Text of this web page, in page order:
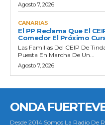
Agosto 7, 2026
CANARIAS
El PP Reclama Que El
Comedor El Próximo
Las Familias Del CEIP De
Puesta En Marcha De Un...
Agosto 7, 2026
ONDA
Desde 2014 Somos La Radio De